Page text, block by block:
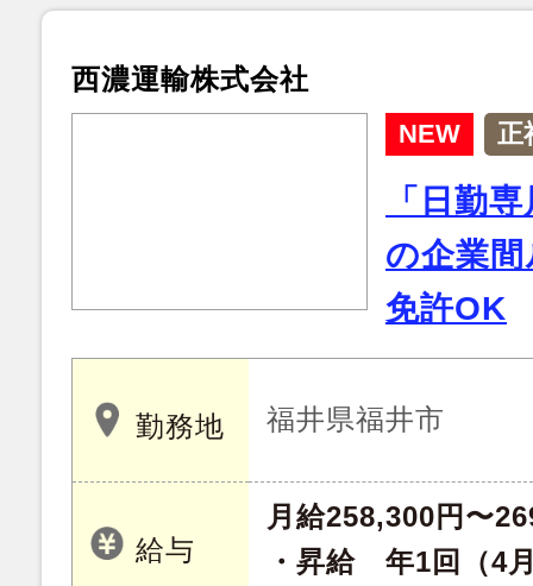
西濃運輸株式会社
NEW 正
「日勤
の企業
免許OK
勤務地 福井県福井市
給与
月給258,300円〜
・昇給 年1回（4